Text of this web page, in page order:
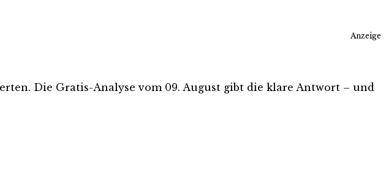
Anzeige
Die Gratis-Analyse vom 09. August gibt die klare Antwort – und